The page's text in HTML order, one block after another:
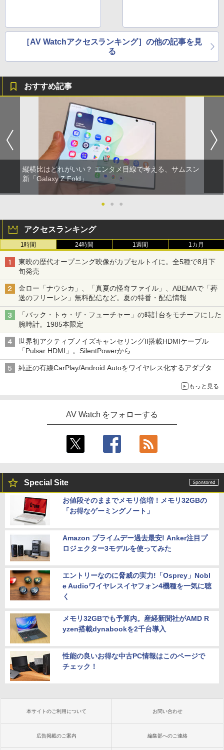
［AV Watchアクセスランキング］の他の記事を見
る
おすすめ記事
縦横比はどれがいい？ エンタメ目線で考える、サムスン
新「Galaxy Z Fold」
● ● ●
アクセスランキング
1時間 24時間 1週間 1カ月
東映の歴代オープニング映像がカプセルトイに。全5種で8月下
旬発売
金ロー「ナウシカ」、「真夏の怪奇ファイル」、ABEMAで「葬
送のフリーレン」無料配信など。夏の特番・配信情報
「バック・トゥ・ザ・フューチャー」の時計台をモチーフにした
腕時計。1985本限定
世界初アクティブノイズキャンセリングII搭載HDMIケーブル
「Pulsar HDMI」。SilentPowerから
純正の有線CarPlay/Android Autoをワイヤレス化するアダプタ
もっと見る
AV Watch をフォローする
Special Site
お値段そのままでメモリ倍増！メモリ32GBの
「お得なゲーミングノート」
Amazon プライムデー過去最安! Anker注目プ
ロジェクター3モデルを使ってみた
エントリーなのに脅威の実力!「Osprey」Nobl
e Audioワイヤレスイヤフォン4機種を一気に聴
く
メモリ32GBでも予算内。産経新聞社がAMD R
yzen搭載dynabookを2千台導入
性能の良いお得な中古PC情報はこのページで
チェック！
本サイトのご利用について お問い合わせ
広告掲載のご案内 編集部へのご連絡